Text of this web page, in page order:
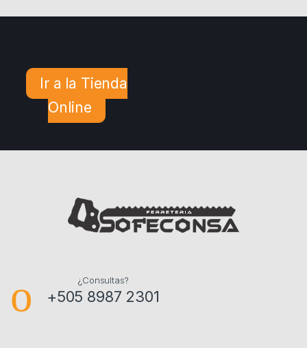
Ir a la Tienda
Online
¿Consultas?
+505 8987 2301